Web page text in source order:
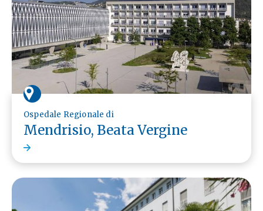
Ospedale Regionale di
Mendrisio, Beata Vergine